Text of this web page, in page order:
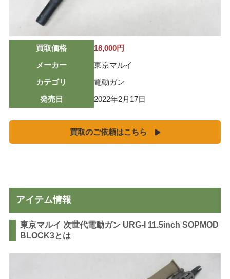
東京マルイ
マルシン
マルゼン
K.T.W
タナカワークス
MGC
ホビーフィックス
松栄製作所
お知らせ
買取価格
18,000円
メーカー
東京マルイ
カテゴリ
電動ガン
発売日
2022年2月17日
買取のご依頼はこちら
アイテム情報
東京マルイ 次世代電動ガン URG-I 11.5inch SOPMOD
BLOCK3とは